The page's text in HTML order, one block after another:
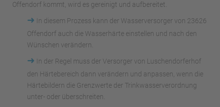
Offendorf kommt, wird es gereinigt und aufbereitet.
➜
In diesem Prozess kann der Wasserversorger von 23626
Offendorf auch die Wasserhärte einstellen und nach den
Wünschen verändern.
➜
In der Regel muss der Versorger von Luschendorferhof
den Härtebereich dann verändern und anpassen, wenn die
Härtebildern die Grenzwerte der Trinkwasserverordnung
unter- oder überschreiten.